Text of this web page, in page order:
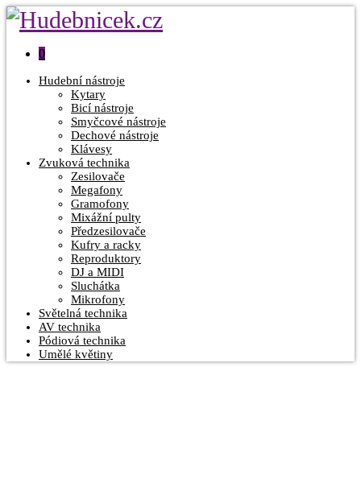
0
Hudební nástroje
Kytary
Bicí nástroje
Smyčcové nástroje
Dechové nástroje
Klávesy
Zvuková technika
Zesilovače
Megafony
Gramofony
Mixážní pulty
Předzesilovače
Kufry a racky
Reproduktory
DJ a MIDI
Sluchátka
Mikrofony
Světelná technika
AV technika
Pódiová technika
Umělé květiny